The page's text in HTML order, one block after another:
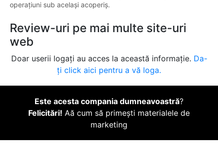
operațiuni sub același acoperiș.
Review-uri pe mai multe site-uri
web
Doar userii logați au acces la această informație. Da-
ți click aici pentru a vă loga.
Este acesta compania dumneavoastră?
Felicitări! Aă cum să primești materialele de
marketing